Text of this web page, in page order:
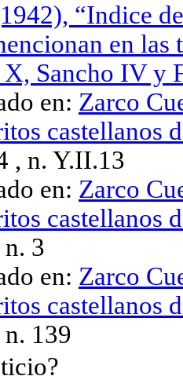
“Indice
en
Sancho IV y
en: Zarco
castellanos
, n. Y.II.13
en: Zarco
castellanos
3
en: Zarco
castellanos
139